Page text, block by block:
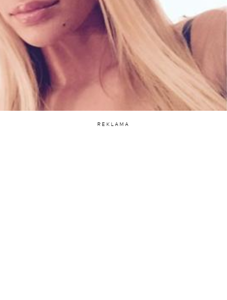
REKLAMA